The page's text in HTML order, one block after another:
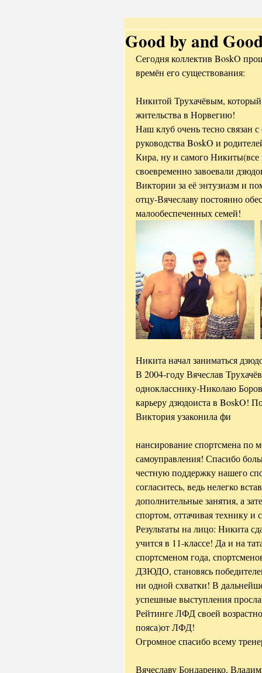
Good by and
Сегодня коллектив BoskO
времён его существования:
Никитой Трухачёвым, который
жительства в Норвегию!
Наш клуб очень тесно связан
руководства BoskO и
Кира, ну и самого
своевременно завоевали
Виктории за её энтузиазм и
отцу-Вячеславу постоянно
малообеспеченных семей!
Никита начал заниматься
В 2004-году Вячеслав
однокласснику-Николаю
карьеру дзюдоиста в BoskO!
Виктория узаконила фи
нансирование спортсмена по
самоуправления! Спасибо
честную поддержку нашего
согласитесь, ведь нелегко
дополнительные занятия, а
спортом, оттачивая технику
Результаты на лицо: Никита
учится в 11-классе! Да и на
спортсменом года,
ДЗЮДО, становясь
ни одной схватки! В
успешные выступления
Рейтинге ЛФД своей
пояса)от ЛФД!
Огромное спасибо всему
Вячеславу Бондаренко,